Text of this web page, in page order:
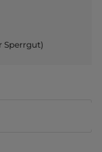
Sperrgut)